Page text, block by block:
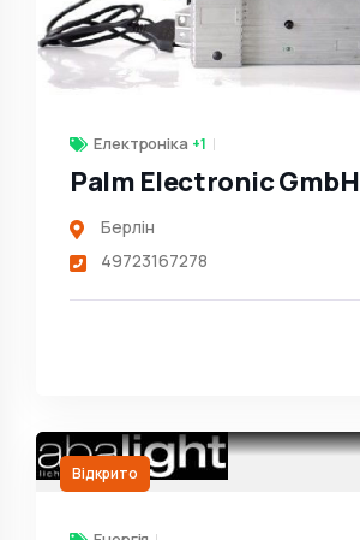
Електроніка +1
Palm Electronic GmbH
Берлін
49723167278
Відкрито